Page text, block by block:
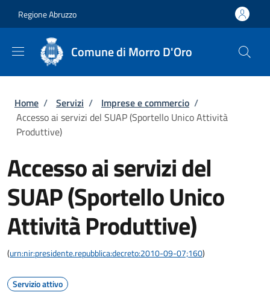
Regione Abruzzo
Comune di Morro D'Oro
Briciole di pane
Home / Servizi / Imprese e commercio /
Accesso ai servizi del SUAP (Sportello Unico Attività
Produttive)
Accesso ai servizi del
SUAP (Sportello Unico
Attività Produttive)
(urn:nir:presidente.repubblica:decreto:2010-09-07;160)
Servizio attivo